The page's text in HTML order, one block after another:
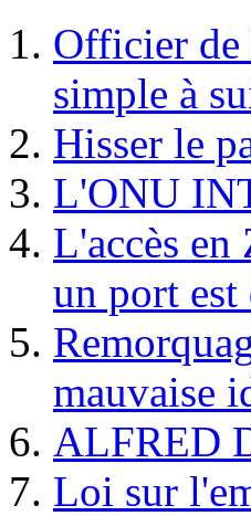
Officier de
simple à
Hisser le
L'ONU
L'accès en
un port
mauvaise
ALFRED
Loi sur